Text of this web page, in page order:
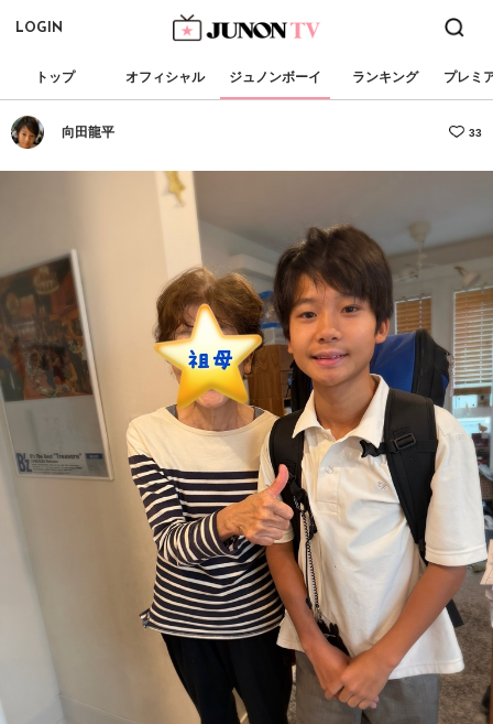
LOGIN
トップ オフィシャル ジュノンボーイ ランキング プレミ
向田龍平 33